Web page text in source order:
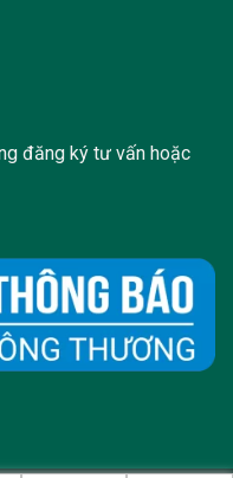
đăng ký tư vấn hoặc